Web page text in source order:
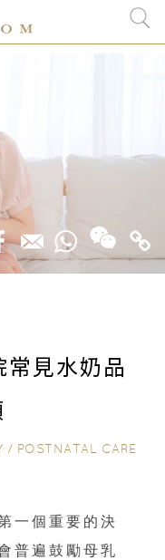
常見水奶品
/ POSTNATAL CARE
一個重要的決
普遍鼓勵母乳